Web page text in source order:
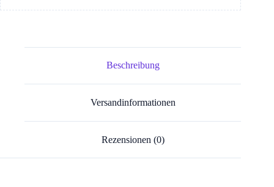
Beschreibung
Versandinformationen
Rezensionen (0)